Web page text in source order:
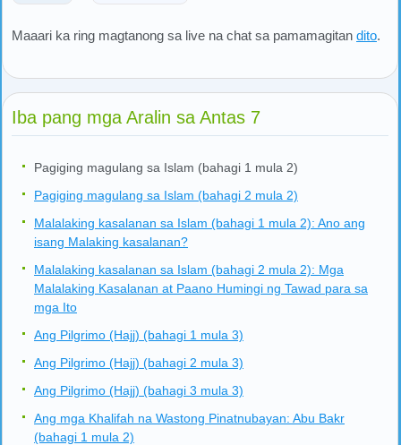
Maaari ka ring magtanong sa live na chat sa pamamagitan dito.
Iba pang mga Aralin sa Antas 7
Pagiging magulang sa Islam (bahagi 1 mula 2)
Pagiging magulang sa Islam (bahagi 2 mula 2)
Malalaking kasalanan sa Islam (bahagi 1 mula 2): Ano ang
isang Malaking kasalanan?
Malalaking kasalanan sa Islam (bahagi 2 mula 2): Mga
Malalaking Kasalanan at Paano Humingi ng Tawad para sa
mga Ito
Ang Pilgrimo (Hajj) (bahagi 1 mula 3)
Ang Pilgrimo (Hajj) (bahagi 2 mula 3)
Ang Pilgrimo (Hajj) (bahagi 3 mula 3)
Ang mga Khalifah na Wastong Pinatnubayan: Abu Bakr
(bahagi 1 mula 2)